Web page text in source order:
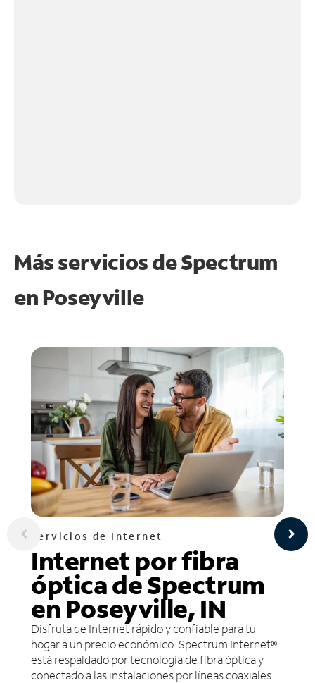
Más servicios de Spectrum
en Poseyville
Servicios de Internet
Internet por fibra
óptica de Spectrum
en Poseyville, IN
Disfruta de Internet rápido y confiable para tu
hogar a un precio económico. Spectrum Internet®
está respaldado por tecnología de fibra óptica y
conectado a las instalaciones por líneas coaxiales.